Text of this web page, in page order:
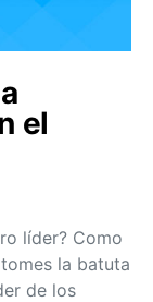
el
líder? Como
la batuta
de los